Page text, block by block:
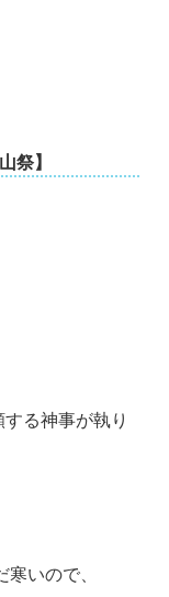
祭】
る神事が執り
いので、